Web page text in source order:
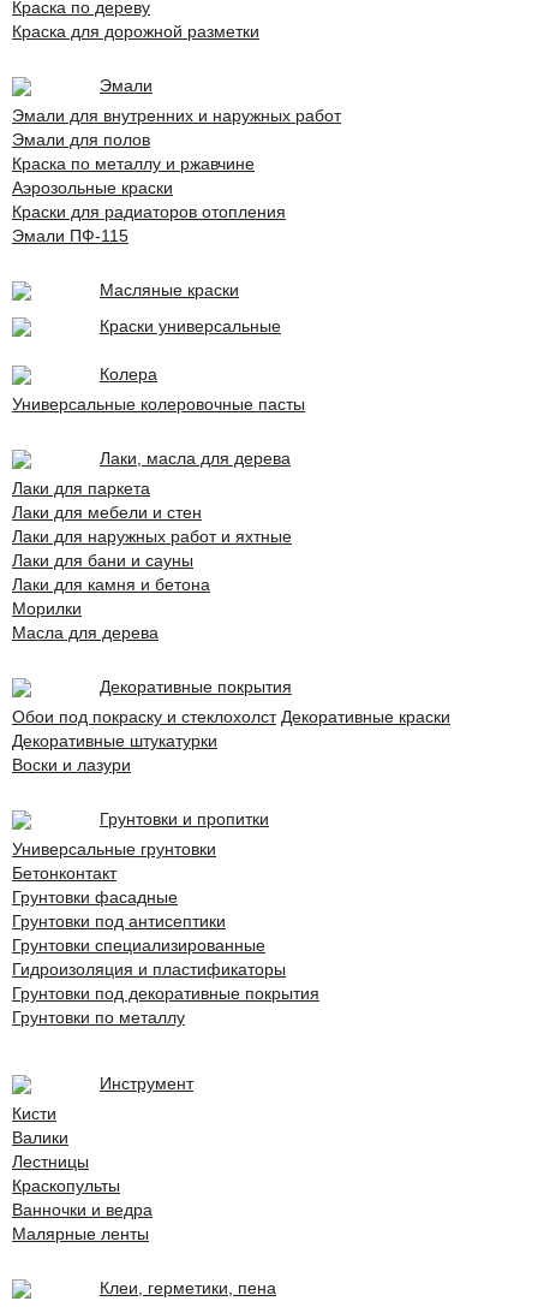
Краска по дереву
Краска для дорожной разметки
Эмали
Эмали для внутренних и наружных работ
Эмали для полов
Краска по металлу и ржавчине
Аэрозольные краски
Краски для радиаторов отопления
Эмали ПФ-115
Масляные краски
Краски универсальные
Колера
Универсальные колеровочные пасты
Лаки, масла для дерева
Лаки для паркета
Лаки для мебели и стен
Лаки для наружных работ и яхтные
Лаки для бани и сауны
Лаки для камня и бетона
Морилки
Масла для дерева
Декоративные покрытия
Обои под покраску и стеклохолст Декоративные краски
Декоративные штукатурки
Воски и лазури
Грунтовки и пропитки
Универсальные грунтовки
Бетонконтакт
Грунтовки фасадные
Грунтовки под антисептики
Грунтовки специализированные
Гидроизоляция и пластификаторы
Грунтовки под декоративные покрытия
Грунтовки по металлу
Инструмент
Кисти
Валики
Лестницы
Краскопульты
Ванночки и ведра
Малярные ленты
Клеи, герметики, пена